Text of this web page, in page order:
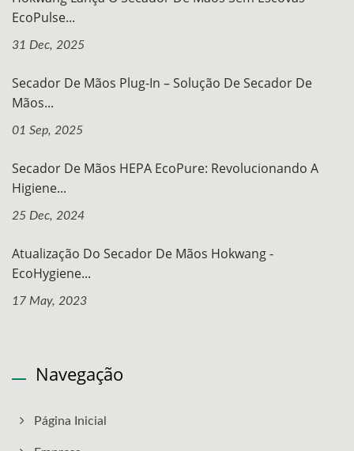
EcoPulse...
31 Dec, 2025
Secador De Mãos Plug-In – Solução De Secador De
Mãos...
01 Sep, 2025
Secador De Mãos HEPA EcoPure: Revolucionando A
Higiene...
25 Dec, 2024
Atualização Do Secador De Mãos Hokwang -
EcoHygiene...
17 May, 2023
Navegação
Página Inicial